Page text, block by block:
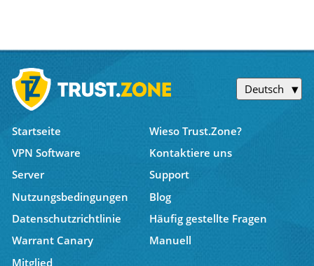
Deutsch
Startseite
Wieso Trust.Zone?
VPN Software
Kontaktiere uns
Server
Support
Nutzungsbedingungen
Blog
Datenschutzrichtlinie
Häufig gestellte Fragen
Warrant Canary
Manuell
Mitglied